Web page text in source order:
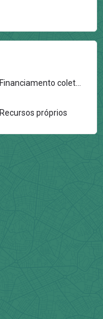
Financiamento coletivo na internet
Recursos próprios